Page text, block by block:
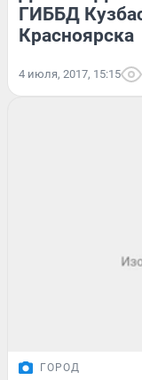
ГИББД
Красноярска
4 июля, 2017, 15:15
ГОРОД